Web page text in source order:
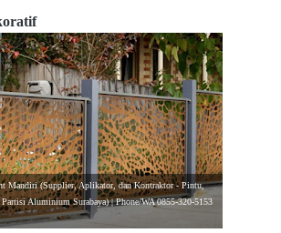
Mandiri (Supplier, Aplikator, dan Kontraktor - Pintu,
Partisi Aluminium Surabaya) | Phone/WA 0855-320-5153